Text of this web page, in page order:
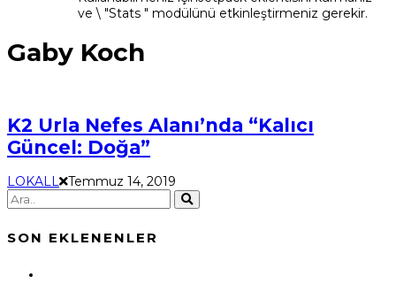
ve \ "Stats " modülünü etkinleştirmeniz gerekir.
Gaby Koch
K2 Urla Nefes Alanı’nda “Kalıcı
Güncel: Doğa”
LOKALL Temmuz 14, 2019
SON EKLENENLER